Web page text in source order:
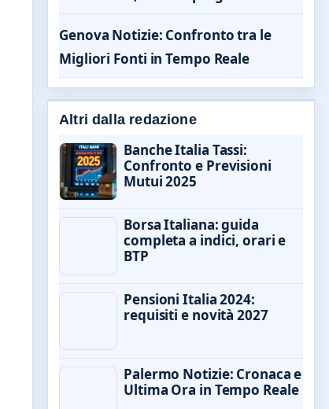
Genova Notizie: Confronto tra le
Migliori Fonti in Tempo Reale
Altri dalla redazione
Banche Italia Tassi:
Confronto e Previsioni
Mutui 2025
Borsa Italiana: guida
completa a indici, orari e
BTP
Pensioni Italia 2024:
requisiti e novità 2027
Palermo Notizie: Cronaca e
Ultima Ora in Tempo Reale